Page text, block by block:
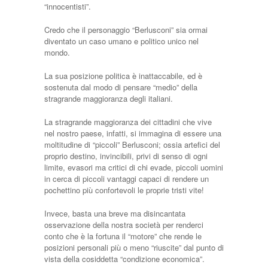
“innocentisti”.
Credo che il personaggio “Berlusconi” sia ormai
diventato un caso umano e politico unico nel
mondo.
La sua posizione politica è inattaccabile, ed è
sostenuta dal modo di pensare “medio” della
stragrande maggioranza degli italiani.
La stragrande maggioranza dei cittadini che vive
nel nostro paese, infatti, si immagina di essere una
moltitudine di “piccoli” Berlusconi; ossia artefici del
proprio destino, invincibili, privi di senso di ogni
limite, evasori ma critici di chi evade, piccoli uomini
in cerca di piccoli vantaggi capaci di rendere un
pochettino più confortevoli le proprie tristi vite!
Invece, basta una breve ma disincantata
osservazione della nostra società per renderci
conto che è la fortuna il “motore” che rende le
posizioni personali più o meno “riuscite” dal punto di
vista della cosiddetta “condizione economica”.